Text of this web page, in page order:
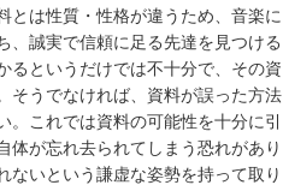
とは性質・性格が違うため、音楽に
、誠実で信頼に足る先達を見つける
るというだけでは不十分で、その資
そうでなければ、資料が誤った方法
これでは資料の可能性を十分に引
体が忘れ去られてしまう恐れがあり
ないという謙虚な姿勢を持って取り